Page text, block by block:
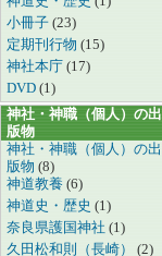
小冊子 (23)
定期刊行物 (15)
神社本庁 (17)
DVD (1)
神社・神職（個人）の出
版物
神社・神職（個人）の出
版物 (8)
神道教養 (6)
神道史・歴史 (1)
奈良県護国神社 (1)
久田松和則（長崎） (2)